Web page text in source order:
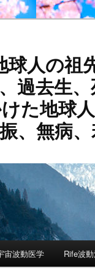
球人の祖
過去生、
た地球
、無病
宙波動医学 Rife波